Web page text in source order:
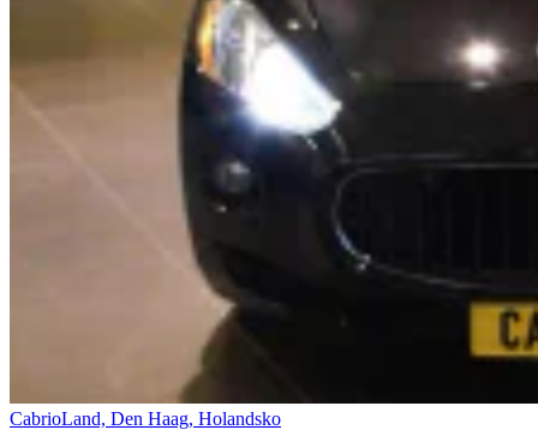
CabrioLand, Den Haag, Holandsko